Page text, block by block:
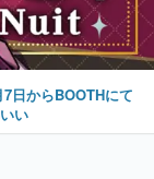
日からBOOTHにて
い